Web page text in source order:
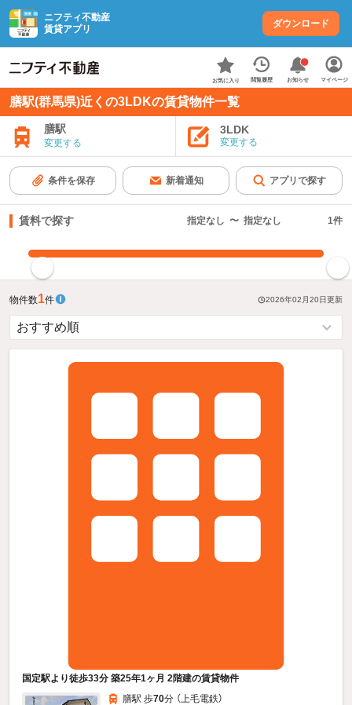
ニフティ不動産
賃貸アプリ
ダウンロード
お気に入り 閲覧履歴 お知らせ マイページ
膳駅(群馬県)近くの3LDKの賃貸物件一覧
膳駅
変更する
3LDK
変更する
条件を保存 新着通知 アプリで探す
賃料で探す 指定なし 〜 指定なし 1件
物件数1件 2026年02月20日更新
国定駅より徒歩33分 築25年1ヶ月 2階建の賃貸物件
膳駅 歩70分 （上毛電鉄）